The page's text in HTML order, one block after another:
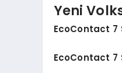
Yeni
EcoContact 7
EcoContact 7